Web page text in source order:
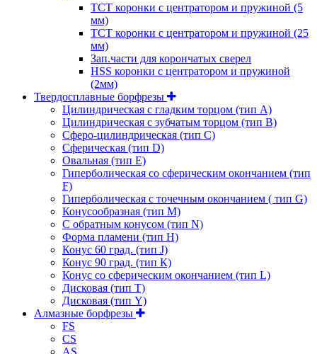
ТСТ коронки с центратором и пружиной (5
мм)
ТСТ коронки с центратором и пружиной (25
мм)
Зап.части для корончатых сверел
HSS коронки с центратором и пружиной
(2мм)
Твердосплавные борфрезы
Цилиндрическая с гладким торцом (тип А)
Цилиндрическая с зубчатым торцом (тип В)
Сферо-цилиндрическая (тип С)
Сферическая (тип D)
Овальная (тип Е)
Гиперболическая со сферическим окончанием (тип
F)
Гиперболическая с точечным окончанием ( тип G)
Конусообразная (тип М)
C обратным конусом (тип N)
Форма пламени (тип H)
Конус 60 град. (тип J)
Конус 90 град. (тип К)
Конус со сферическим окончанием (тип L)
Дисковая (тип Т)
Дисковая (тип Y)
Алмазные борфрезы
FS
CS
AS